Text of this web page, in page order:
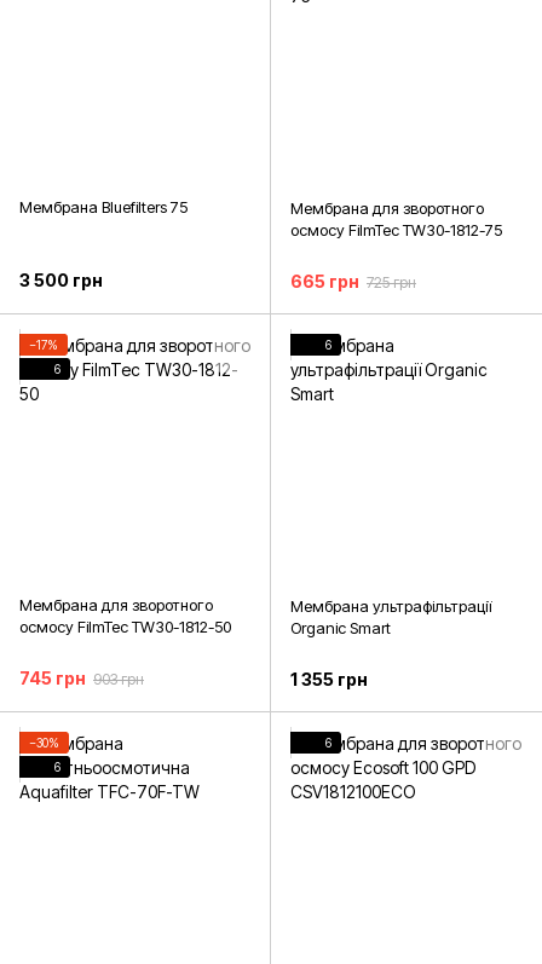
Мембрана Bluefilters 75
3 500 грн
Мембрана для зворотного
осмосу FilmTec TW30-1812-75
665 грн 725 грн
−17%
6
Мембрана для зворотного
осмосу FilmTec TW30-1812-50
745 грн 903 грн
6
Мембрана ультрафільтрації
Organic Smart
1 355 грн
−30%
6
6